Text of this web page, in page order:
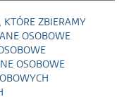
ZBIERAMY
OSOBOWE
OSOBOWE